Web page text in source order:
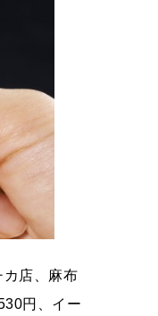
カ店、麻布
円、イー